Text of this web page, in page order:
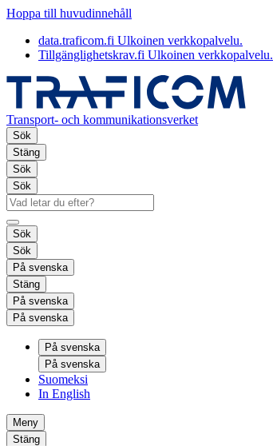
Hoppa till huvudinnehåll
data.traficom.fi Ulkoinen verkkopalvelu.
Tillgänglighetskrav.fi Ulkoinen verkkopalvelu.
Transport- och kommunikationsverket
Sök
Stäng
Sök
Sök
Sök
Sök
På svenska
Stäng
På svenska
På svenska
På svenska
På svenska
Suomeksi
In English
Meny
Stäng